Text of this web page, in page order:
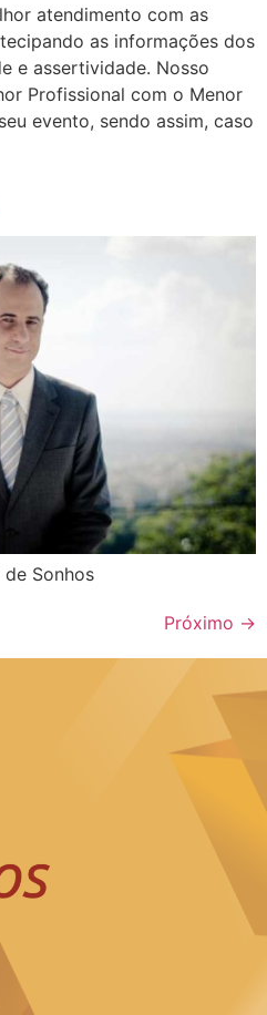
atendimento com as
as informações dos
e assertividade. Nosso
Profissional com o Menor
evento, sendo assim, caso
Sonhos
Próximo →